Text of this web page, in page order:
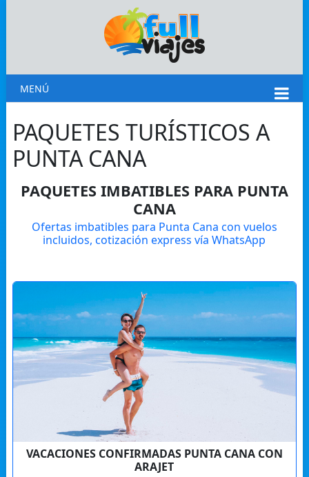
MENÚ
PAQUETES TURÍSTICOS A
PUNTA CANA
PAQUETES IMBATIBLES PARA PUNTA
CANA
Ofertas imbatibles para Punta Cana con vuelos
incluidos, cotización express vía WhatsApp
VACACIONES CONFIRMADAS PUNTA CANA CON
ARAJET